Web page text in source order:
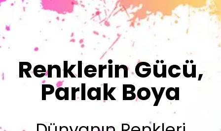
Renklerimiz
Sizin İmzanız
Olsun